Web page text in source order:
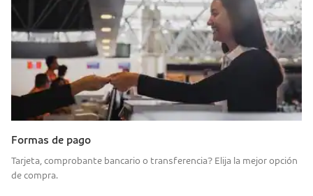
Formas de pago
Tarjeta, comprobante bancario o transferencia? Elija la mejor opción
de compra.